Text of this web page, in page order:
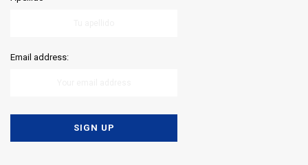
Email address: